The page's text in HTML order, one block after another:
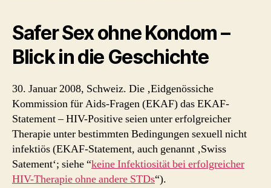
Safer Sex ohne Kondom –
Blick in die Geschichte
30. Januar 2008, Schweiz. Die ‚Eidgenössiche
Kommission für Aids-Fragen (EKAF) das EKAF-
Statement – HIV-Positive seien unter erfolgreicher
Therapie unter bestimmten Bedingungen sexuell nicht
infektiös (EKAF-Statement, auch genannt ‚Swiss
Satement‘; siehe “keine Infektiosität bei erfolgreicher
HIV-Therapie ohne andere STDs“).